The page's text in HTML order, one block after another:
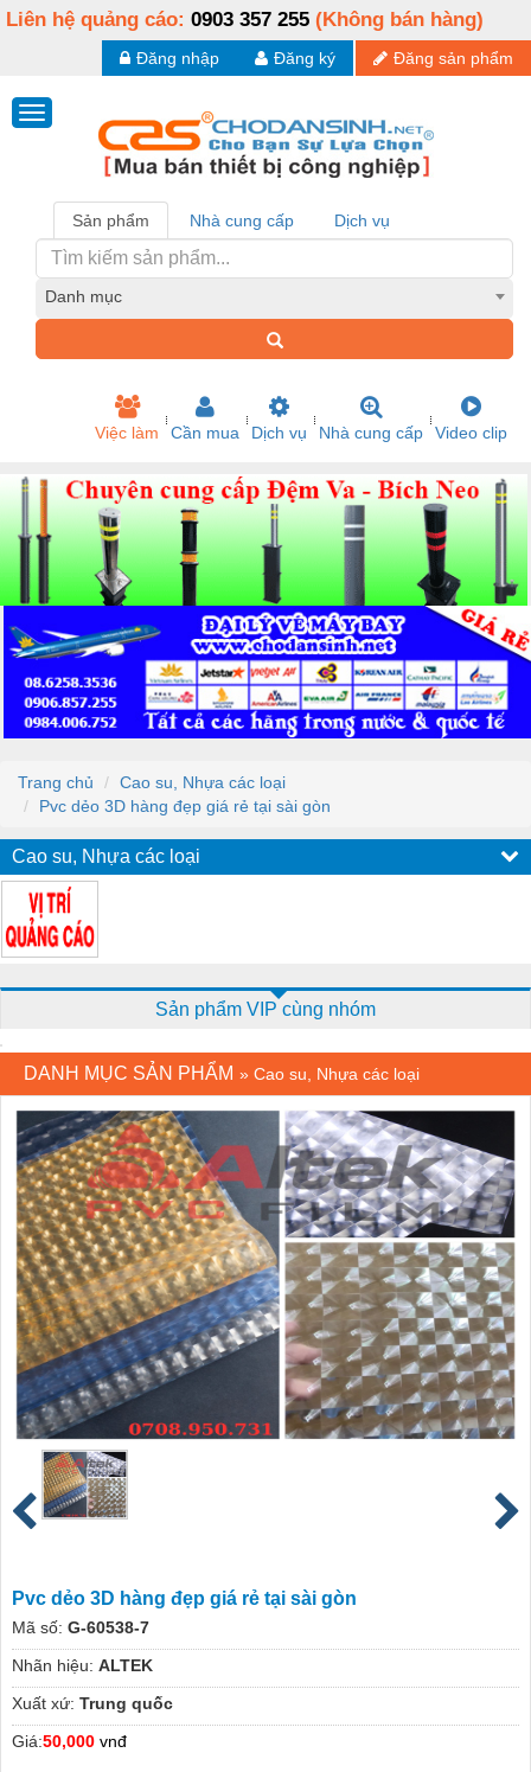
Liên hệ quảng cáo: 0903 357 255 (Không bán hàng)
Đăng sản phẩm
Đăng ký
Đăng nhập
Sản phẩm Nhà cung cấp Dịch vụ
Danh mục
Việc làm Cần mua Dịch vụ Nhà cung cấp Video clip
Trang chủ
Cao su, Nhựa các loại
Pvc dẻo 3D hàng đẹp giá rẻ tại sài gòn
Cao su, Nhựa các loại
Sản phẩm VIP cùng nhóm
DANH MỤC SẢN PHẨM » Cao su, Nhựa các loại
Pvc dẻo 3D hàng đẹp giá rẻ tại sài gòn
Mã số: G-60538-7
Nhãn hiệu: ALTEK
Xuất xứ: Trung quốc
Giá:50,000 vnđ